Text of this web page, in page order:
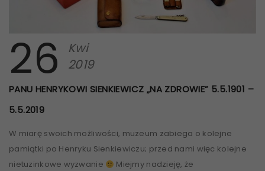
26
Kwi
2019
PANU HENRYKOWI SIENKIEWICZ „NA ZDROWIE” 5.5.1901 –
5.5.2019
W miarę swoich możliwości, muzeum zabiega o kolejne
pamiątki po Henryku Sienkiewiczu; przed nami więc kolejne
nietuzinkowe wyzwanie
Miejmy nadzieję, że